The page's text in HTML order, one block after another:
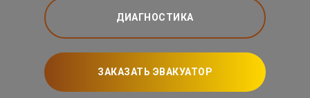
ДИАГНОСТИКА
ЗАКАЗАТЬ ЭВАКУАТОР